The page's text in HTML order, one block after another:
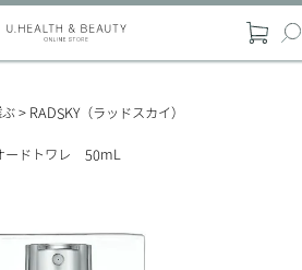
ぶ RADSKY（ラッドスカイ）
ードトワレ 50mL